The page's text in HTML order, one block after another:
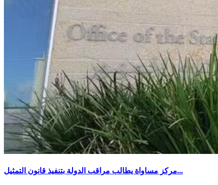
مركز مساواة يطالب مراقب الدولة بتنفيذ قانون التمثيل...